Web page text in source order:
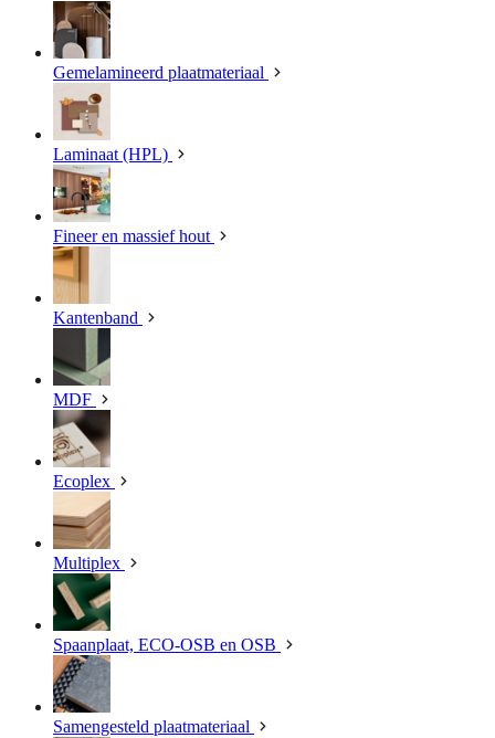
Gemelamineerd plaatmateriaal
Laminaat (HPL)
Fineer en massief hout
Kantenband
MDF
Ecoplex
Multiplex
Spaanplaat, ECO-OSB en OSB
Samengesteld plaatmateriaal